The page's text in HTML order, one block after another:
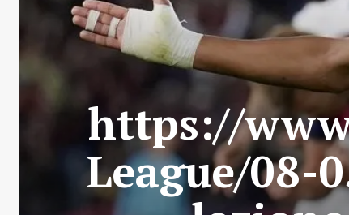
https://
League/08-